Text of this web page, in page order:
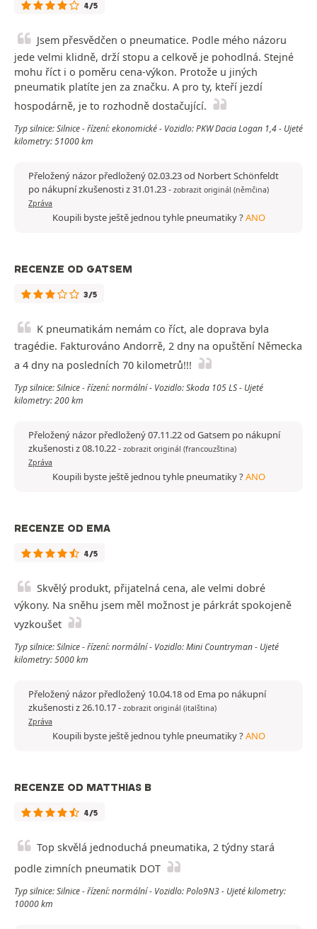
4/5
Jsem přesvědčen o pneumatice. Podle mého názoru
jede velmi klidně, drží stopu a celkově je pohodlná. Stejné
mohu říct i o poměru cena-výkon. Protože u jiných
pneumatik platíte jen za značku. A pro ty, kteří jezdí
hospodárně, je to rozhodně dostačující.
Typ silnice: Silnice - řízení: ekonomické - Vozidlo: PKW Dacia Logan 1,4 - Ujeté
kilometry: 51000 km
Přeložený názor předložený 02.03.23 od Norbert Schönfeldt
po nákupní zkušenosti z 31.01.23- zobrazit originál (němčina)
Zpráva
Koupili byste ještě jednou tyhle pneumatiky ?ANO
RECENZE OD GATSEM
3/5
K pneumatikám nemám co říct, ale doprava byla
tragédie. Fakturováno Andorrě, 2 dny na opuštění Německa
a 4 dny na posledních 70 kilometrů!!!
Typ silnice: Silnice - řízení: normální - Vozidlo: Skoda 105 LS - Ujeté
kilometry: 200 km
Přeložený názor předložený 07.11.22 od Gatsem po nákupní
zkušenosti z 08.10.22- zobrazit originál (francouzština)
Zpráva
Koupili byste ještě jednou tyhle pneumatiky ?ANO
RECENZE OD EMA
4/5
Skvělý produkt, přijatelná cena, ale velmi dobré
výkony. Na sněhu jsem měl možnost je párkrát spokojeně
vyzkoušet
Typ silnice: Silnice - řízení: normální - Vozidlo: Mini Countryman - Ujeté
kilometry: 5000 km
Přeložený názor předložený 10.04.18 od Ema po nákupní
zkušenosti z 26.10.17- zobrazit originál (italština)
Zpráva
Koupili byste ještě jednou tyhle pneumatiky ?ANO
RECENZE OD MATTHIAS B
4/5
Top skvělá jednoduchá pneumatika, 2 týdny stará
podle zimních pneumatik DOT
Typ silnice: Silnice - řízení: normální - Vozidlo: Polo9N3 - Ujeté kilometry:
10000 km